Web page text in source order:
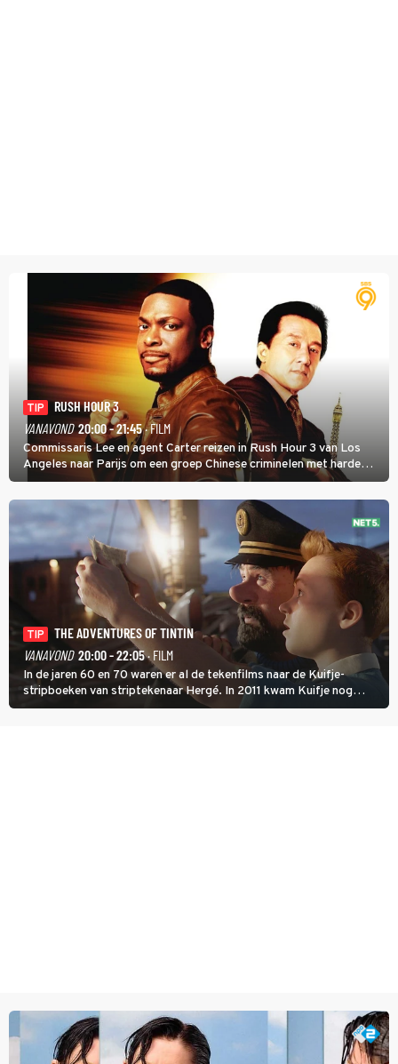
TIP
RUSH HOUR 3
VANAVOND 20:00 - 21:45· FILM
Commissaris Lee en agent Carter reizen in Rush Hour 3 van Los
Angeles naar Parijs om een groep Chinese criminelen met harde
hand aan te pakken.
TIP
THE ADVENTURES OF TINTIN
VANAVOND 20:00 - 22:05· FILM
In de jaren 60 en 70 waren er al de tekenfilms naar de Kuifje-
stripboeken van striptekenaar Hergé. In 2011 kwam Kuifje nog
meer tot leven in The Adventures of Tintin van Steven Spielberg.